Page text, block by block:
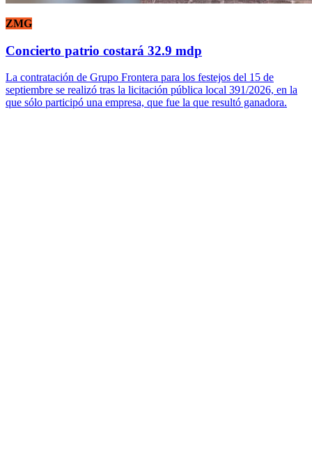
ZMG
Concierto patrio costará 32.9 mdp
La contratación de Grupo Frontera para los festejos del 15 de
septiembre se realizó tras la licitación pública local 391/2026, en la
que sólo participó una empresa, que fue la que resultó ganadora.